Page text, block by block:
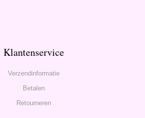
Klantenservice
Verzendinformatie
Betalen
Retourneren